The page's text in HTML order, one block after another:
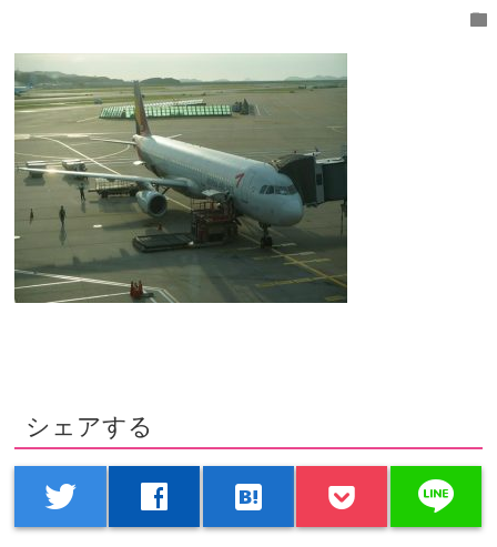
folder
シェアする
twitter facebook hatenabookmark line